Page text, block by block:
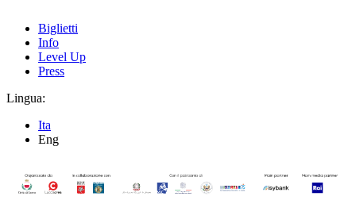
Biglietti
Info
Level Up
Press
Lingua:
Ita
Eng